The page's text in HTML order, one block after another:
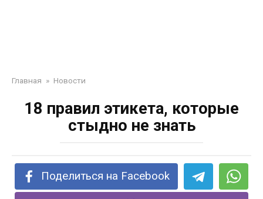
Главная » Новости
18 правил этикета, которые
стыдно не знать
Поделиться на Facebook